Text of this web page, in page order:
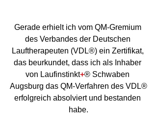
Gerade erhielt ich vom QM-Gremium
des Verbandes der Deutschen
Lauftherapeuten (VDL®) ein Zertifikat,
das beurkundet, dass ich als Inhaber
von Laufinstinkt+® Schwaben
Augsburg das QM-Verfahren des VDL®
erfolgreich absolviert und bestanden
habe.